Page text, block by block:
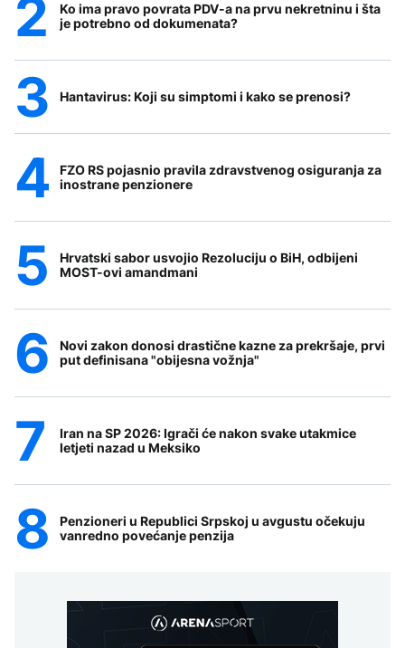
Ko ima pravo povrata PDV-a na prvu nekretninu i šta
je potrebno od dokumenata?
Hantavirus: Koji su simptomi i kako se prenosi?
FZO RS pojasnio pravila zdravstvenog osiguranja za
inostrane penzionere
Hrvatski sabor usvojio Rezoluciju o BiH, odbijeni
MOST-ovi amandmani
Novi zakon donosi drastične kazne za prekršaje, prvi
put definisana "obijesna vožnja"
Iran na SP 2026: Igrači će nakon svake utakmice
letjeti nazad u Meksiko
Penzioneri u Republici Srpskoj u avgustu očekuju
vanredno povećanje penzija